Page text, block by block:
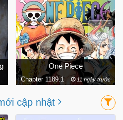
Onepunch Man
Chapter 308 7 ngày trước
cập nhật